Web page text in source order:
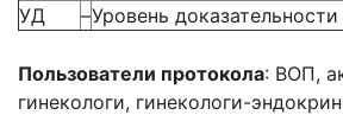
УД
–Уровень доказательности
Пользователи протокола: ВОП,
гинекологи, гинекологи-